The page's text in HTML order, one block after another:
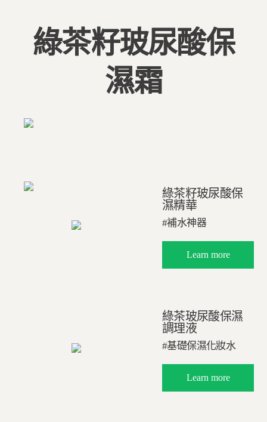
綠茶籽玻尿酸保
濕霜
綠茶籽玻尿酸保
濕精華
#補水神器
Learn more
綠茶玻尿酸保濕
調理液
#基礎保濕化妝水
Learn more